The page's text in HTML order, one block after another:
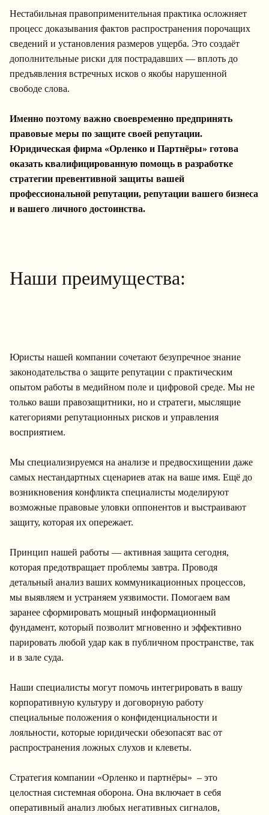
Нестабильная правоприменительная практика осложняет
процесс доказывания фактов распространения порочащих
сведений и установления размеров ущерба. Это создаёт
дополнительные риски для пострадавших — вплоть до
предъявления встречных исков о якобы нарушенной
свободе слова.
Именно поэтому важно своевременно предпринять
правовые меры по защите своей репутации.
Юридическая фирма «Орленко и Партнёры» готова
оказать квалифицированную помощь в разработке
стратегии превентивной защиты вашей
профессиональной репутации, репутации вашего бизнеса
и вашего личного достоинства.
Наши преимущества:
Юристы нашей компании сочетают безупречное знание
законодательства о защите репутации с практическим
опытом работы в медийном поле и цифровой среде. Мы не
только ваши правозащитники, но и стратеги, мыслящие
категориями репутационных рисков и управления
восприятием.
Мы специализируемся на анализе и предвосхищении даже
самых нестандартных сценариев атак на ваше имя. Ещё до
возникновения конфликта специалисты моделируют
возможные правовые уловки оппонентов и выстраивают
защиту, которая их опережает.
Принцип нашей работы — активная защита сегодня,
которая предотвращает проблемы завтра. Проводя
детальный анализ ваших коммуникационных процессов,
мы выявляем и устраняем уязвимости. Помогаем вам
заранее сформировать мощный информационный
фундамент, который позволит мгновенно и эффективно
парировать любой удар как в публичном пространстве, так
и в зале суда.
Наши специалисты могут помочь интегрировать в вашу
корпоративную культуру и договорную работу
специальные положения о конфиденциальности и
лояльности, которые юридически обезопасят вас от
распространения ложных слухов и клеветы.
Стратегия компании «Орленко и партнёры» – это
целостная системная оборона. Она включает в себя
оперативный анализ любых негативных сигналов,